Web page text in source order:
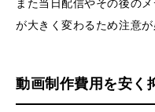
が大きく変わるため注意が
動画制作費用を安く